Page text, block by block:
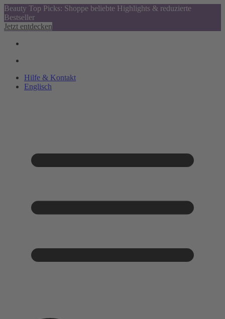
Beauty Top Picks: Shoppe beliebte Highlights & reduzierte
Bestseller
Jetzt entdecken
Hilfe & Kontakt
Englisch